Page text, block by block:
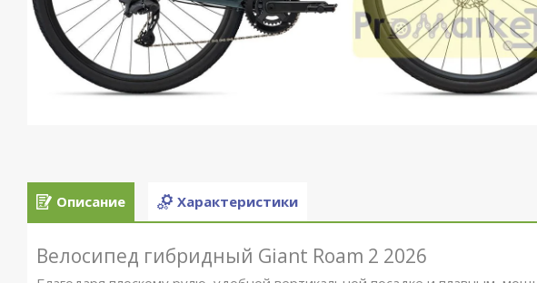
Описание Характеристики
Велосипед гибридный Giant Roam 2 2026